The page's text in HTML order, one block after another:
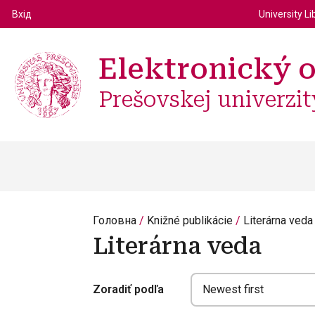
Používateľské menu
Вхід Top
University
Elektronický
Prešovskej
Головна Knižné publikácie Literárna veda
Literárna veda
Zoradiť podľa